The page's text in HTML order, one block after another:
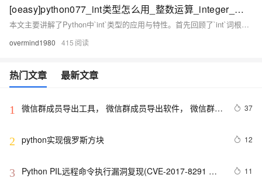
[oeasy]python077_int类型怎么用_整数运算_integer_进制转化_int类
本文主要讲解了Python中`int`类型的应用与特性。首先回顾了`int`词根的溯源，探讨了整型变量的概念及命名规则（如匈牙利命名法）。接着分析了整型变量在内存中的存储位置和地址，并通过`type()`和`id()`函数验证其类型和地址。还介绍了整型变量的运算功能，以及如何通过`int()`函数将字符串转化为整数，支持不同进制间的转换（如二进制转十进制）。此外，文章提及了关键字`del`的使用场景，对比了Python与C语言中`int`的区别，并总结了整型与字符串类型的差异，为后续深入学习奠定基础。
overmind1980 415
热门文章 最新文章
1
微信群成员导出工具， 微信群成员导出软件， 微信群管
37
2 python实现俄罗斯方块 12
3
Python PIL远程命令执行漏洞复现(CVE-2017-8291
11